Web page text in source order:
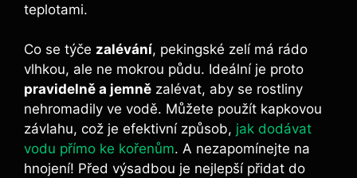
teplotami.
Co se týče zalévání, pekingské zelí má rádo
vlhkou, ale ne mokrou půdu. Ideální je proto
pravidelně a jemně zalévat, aby se rostliny
nehromadily ve vodě. Můžete použít kapkovou
závlahu, což je efektivní způsob, jak dodávat
vodu přímo ke kořenům. A nezapomínejte na
hnojení! Před výsadbou je nejlepší přidat do